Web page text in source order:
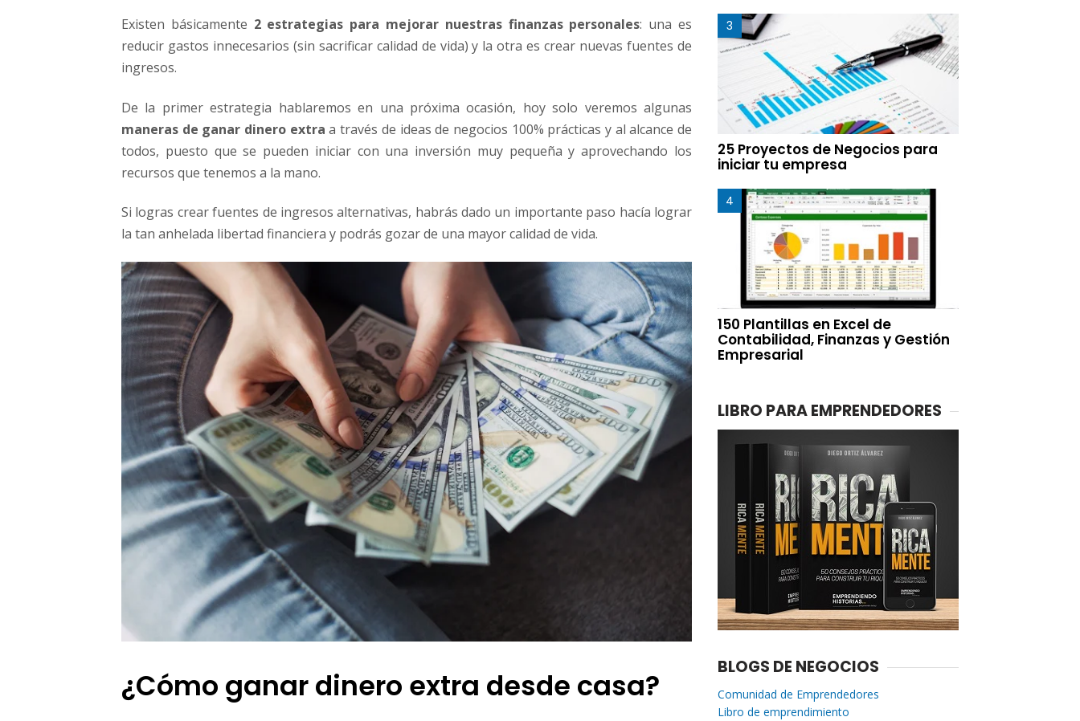
a
s
a
Existen básicamente 2 estrategias para mejorar nuestras finanzas personales: una es
reducir gastos innecesarios (sin sacrificar calidad de vida) y la otra es crear nuevas fuentes de
ingresos.
De la primer estrategia hablaremos en una próxima ocasión, hoy solo veremos algunas
maneras de ganar dinero extra a través de ideas de negocios 100% prácticas y al alcance de
todos, puesto que se pueden iniciar con una inversión muy pequeña y aprovechando los
recursos que tenemos a la mano.
Si logras crear fuentes de ingresos alternativas, habrás dado un importante paso hacía lograr
la tan anhelada libertad financiera y podrás gozar de una mayor calidad de vida.
¿Cómo ganar dinero extra desde casa?
25 Proyectos de Negocios para
iniciar tu empresa
150 Plantillas en Excel de
Contabilidad, Finanzas y Gestión
Empresarial
LIBRO PARA EMPRENDEDORES
BLOGS DE NEGOCIOS
Comunidad de Emprendedores
Libro de emprendimiento